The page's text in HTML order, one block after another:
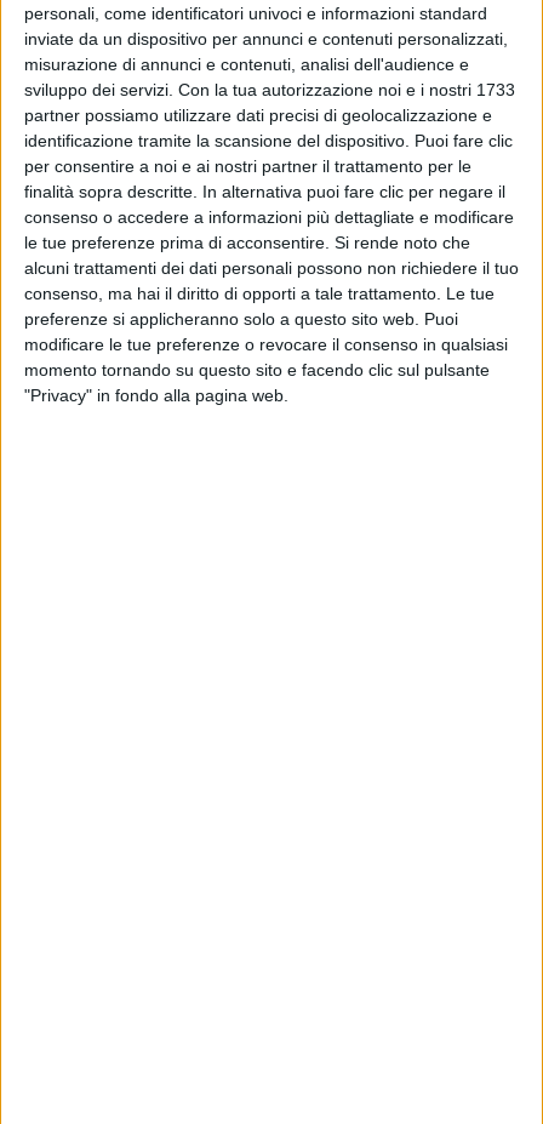
personali, come identificatori univoci e informazioni standard
inviate da un dispositivo per annunci e contenuti personalizzati,
misurazione di annunci e contenuti, analisi dell'audience e
sviluppo dei servizi. Con la tua autorizzazione noi e i nostri 1733
partner possiamo utilizzare dati precisi di geolocalizzazione e
identificazione tramite la scansione del dispositivo. Puoi fare clic
per consentire a noi e ai nostri partner il trattamento per le
finalità sopra descritte. In alternativa puoi fare clic per negare il
consenso o accedere a informazioni più dettagliate e modificare
le tue preferenze prima di acconsentire. Si rende noto che
alcuni trattamenti dei dati personali possono non richiedere il tuo
consenso, ma hai il diritto di opporti a tale trattamento. Le tue
preferenze si applicheranno solo a questo sito web. Puoi
modificare le tue preferenze o revocare il consenso in qualsiasi
momento tornando su questo sito e facendo clic sul pulsante
"Privacy" in fondo alla pagina web.
Un post condiviso da Eurovision Song Contest (@eurovision)
Nel corso della serata, per Angelina è arrivato anche
unmessaggiodi sostegno da parte diLaura Pausini
che nel 2022 è stata conduttrice dell’Eurovision